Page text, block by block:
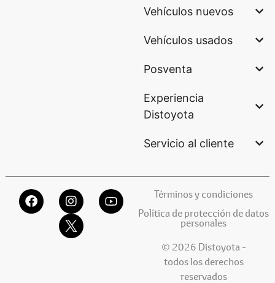
Vehículos nuevos
Vehículos usados
Posventa
Experiencia
Distoyota
Servicio al cliente
Términos y condiciones
Política de protección de datos
personales
© 2026 Distoyota -
todos los derechos
reservados